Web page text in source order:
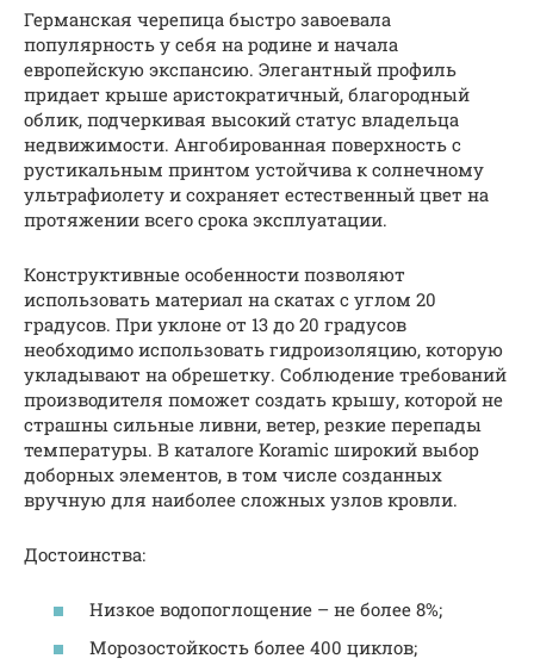
Германская черепица быстро завоевала
популярность у себя на родине и начала
европейскую экспансию. Элегантный профиль
придает крыше аристократичный, благородный
облик, подчеркивая высокий статус владельца
недвижимости. Ангобированная поверхность с
рустикальным принтом устойчива к солнечному
ультрафиолету и сохраняет естественный цвет на
протяжении всего срока эксплуатации.
Конструктивные особенности позволяют
использовать материал на скатах с углом 20
градусов. При уклоне от 13 до 20 градусов
необходимо использовать гидроизоляцию, которую
укладывают на обрешетку. Соблюдение требований
производителя поможет создать крышу, которой не
страшны сильные ливни, ветер, резкие перепады
температуры. В каталоге Koramic широкий выбор
доборных элементов, в том числе созданных
вручную для наиболее сложных узлов кровли.
Достоинства:
Низкое водопоглощение – не более 8%;
Морозостойкость более 400 циклов;